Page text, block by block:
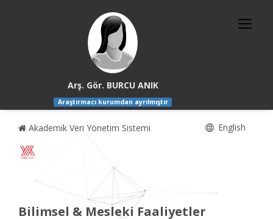
Arş. Gör. BURCU ANIK
Araştırmacı kurumdan ayrılmıştır
Akademik Veri Yönetim Sistemi English
Bilimsel & Mesleki Faaliyetler